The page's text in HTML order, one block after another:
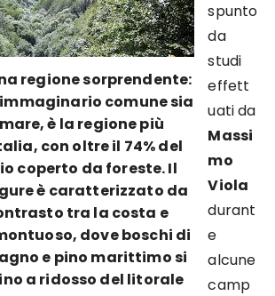
regione sorprendente:
comune sia
è la regione più
con oltre il 74% del
coperto da foreste. Il
è caratterizzato da
tra la costa e
dove boschi di
e pino marittimo si
a ridosso del litorale
spunto
da
studi
effett
uati da
Massi
mo
Viola
durant
e
alcune
camp